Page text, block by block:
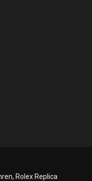
Rolex Replica